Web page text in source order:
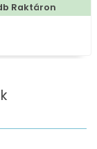
Raktáron